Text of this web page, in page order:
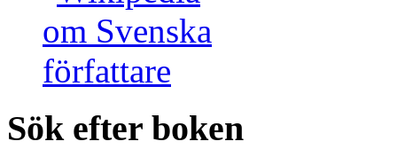
Sök efter boken